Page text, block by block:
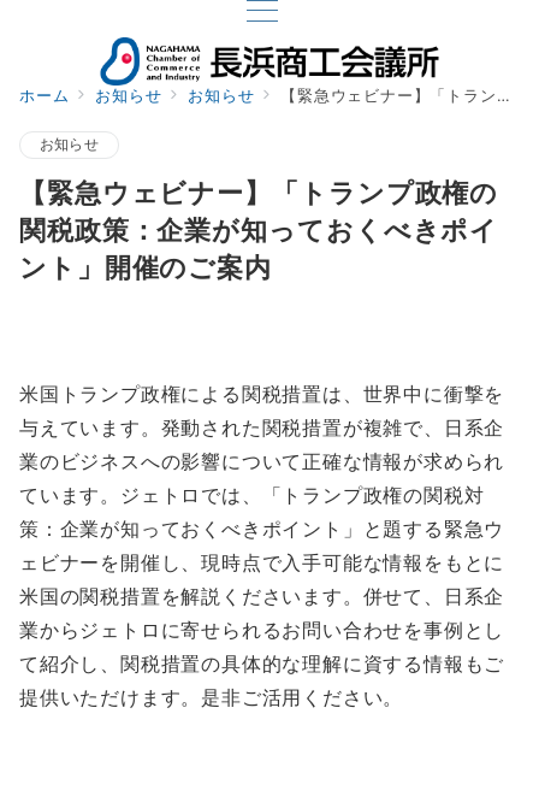
ホーム お知らせ お知らせ 【緊急ウェビナー】「トランプ政権の関税政策：企業が知っておくべきポイント」開催のご案内
お知らせ
【緊急ウェビナー】「トランプ政権の
関税政策：企業が知っておくべきポイ
ント」開催のご案内
米国トランプ政権による関税措置は、世界中に衝撃を
与えています。発動された関税措置が複雑で、日系企
業のビジネスへの影響について正確な情報が求められ
ています。ジェトロでは、「トランプ政権の関税対
策：企業が知っておくべきポイント」と題する緊急ウ
ェビナーを開催し、現時点で入手可能な情報をもとに
米国の関税措置を解説くださいます。併せて、日系企
業からジェトロに寄せられるお問い合わせを事例とし
て紹介し、関税措置の具体的な理解に資する情報もご
提供いただけます。是非ご活用ください。